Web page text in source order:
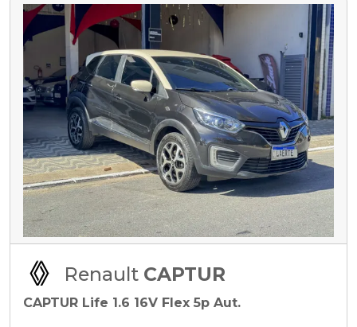
Renault CAPTUR
CAPTUR Life 1.6 16V Flex 5p Aut.